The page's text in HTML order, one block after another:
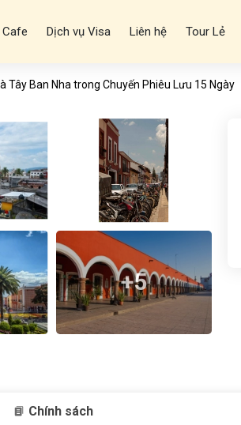
Dịch vụ Visa Liên hệ Tour Lẻ
Tây Ban Nha trong Chuyến Phiêu Lưu 15 Ngày
+5
Chính sách